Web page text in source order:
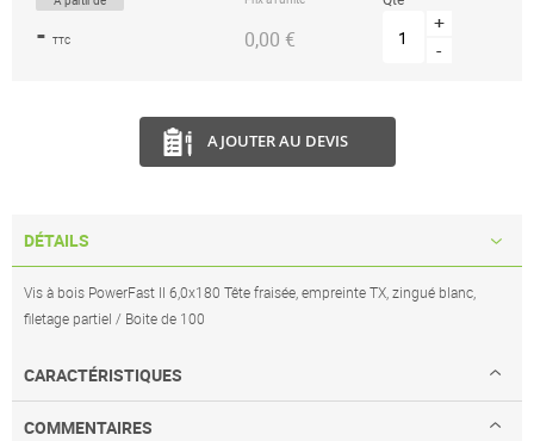
d’images
- TTC 0,00 €
+
-
AJOUTER AU DEVIS
DÉTAILS
Vis à bois PowerFast II 6,0x180 Tête fraisée, empreinte TX, zingué blanc,
filetage partiel / Boite de 100
CARACTÉRISTIQUES
COMMENTAIRES